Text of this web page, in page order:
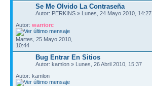
Se Me Olvido La Contraseña
Autor: PERKINS » Lunes, 24 Mayo 2010, 14:27
Autor: warriorc
Martes, 25 Mayo 2010,
10:44
Bug Entrar En Sitios
Autor: kamlon » Lunes, 26 Abril 2010, 15:37
Autor: kamlon